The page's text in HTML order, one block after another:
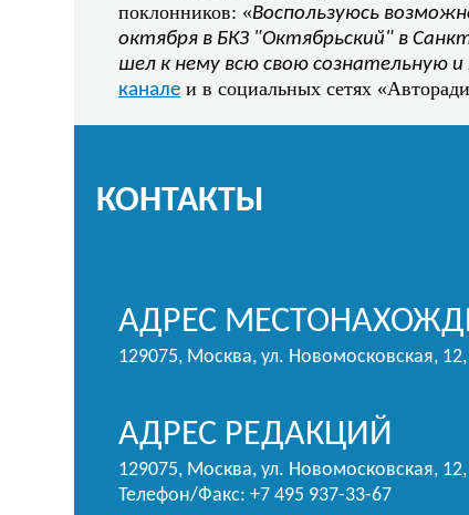
поклонников: «Воспользуюсь
октября в БКЗ "Октябрьский" в
шел к нему всю свою сознательную
канале и в социальных сетях
КОНТАКТЫ
АДРЕС
129075, Москва, ул. Новомосковская,
АДРЕС РЕДАКЦИЙ
129075, Москва, ул. Новомосковская,
Телефон/Факс: +7 495 937-33-67